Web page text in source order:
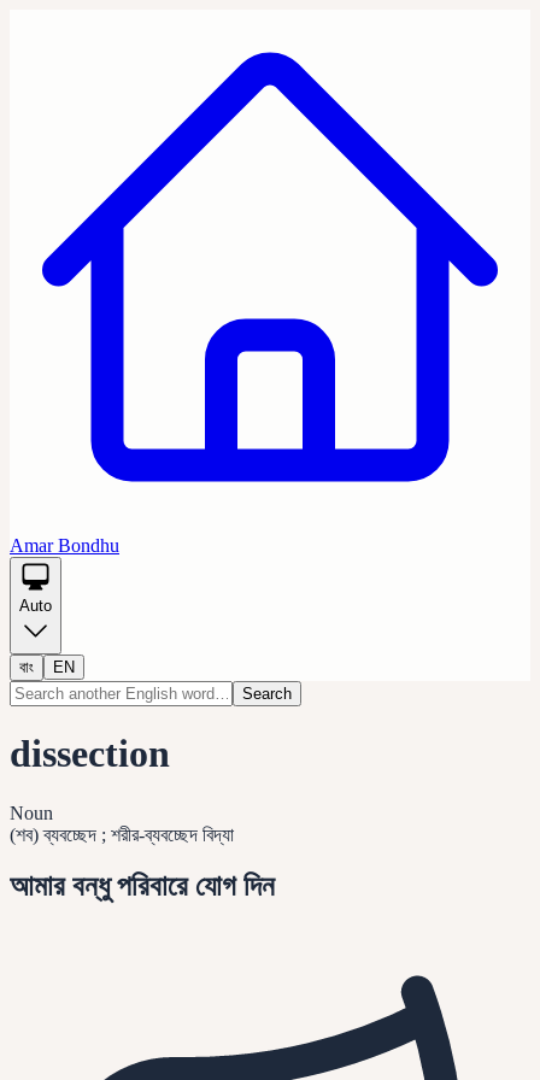
Amar Bondhu
Auto
বাং
EN
Search
dissection
Noun
(শব) ব্যবচ্ছেদ ; শরীর-ব্যবচ্ছেদ বিদ্যা
আমার বন্ধু পরিবারে যোগ দিন